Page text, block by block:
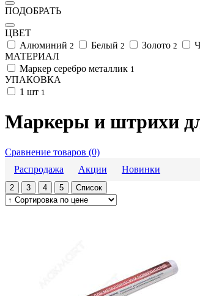
ПОДОБРАТЬ
ЦВЕТ
Алюминий 2 Белый 2 Золото 2
МАТЕРИАЛ
Маркер серебро металлик 1
УПАКОВКА
1 шт 1
Маркеры и штрихи
Сравнение товаров (0)
Распродажа
Акции Новинки
2 3 4 5 Список